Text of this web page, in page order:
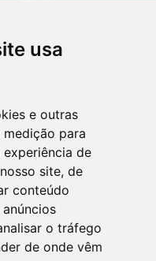
usa
e outras
para
experiência de
site, de
conteúdo
o tráfego
de onde vêm
superiores a 80 EUR
em qualquer
uma árvore! Leia mais